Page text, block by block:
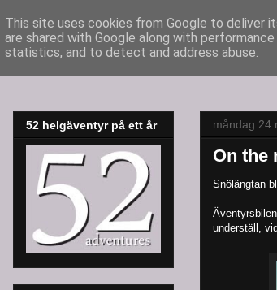
52adventures
måndag 24
On the
Snölängtan
underställ,
52 helgäventyr på ett år
This site uses cookies from Google to deliver
are shared with Google along with
statistics, and to detect and address abuse.